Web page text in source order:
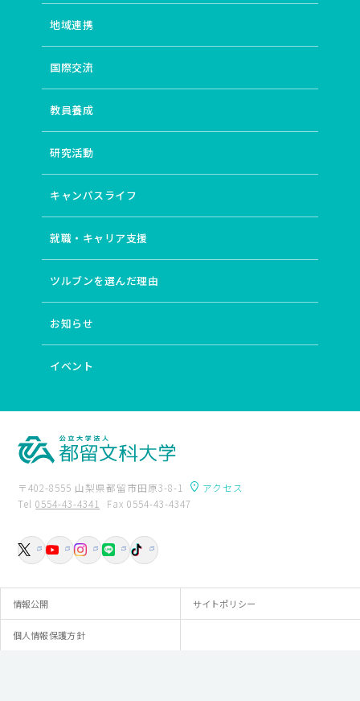
入試資料請求
お問い合わせ
地域連携
国際交流
教員養成
研究活動
キャンパスライフ
就職・キャリア支援
ツルブンを選んだ理由
お知らせ
イベント
〒402-8555 山梨県都留市田原3-8-1
アクセス
Tel0554-43-4341 Fax 0554-43-4347
情報公開 サイトポリシー
個人情報保護方針